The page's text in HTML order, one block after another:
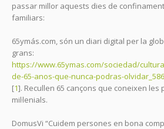
passar millor aquests dies de
familiars:
65ymás.com, són un diari digital per la
grans:
https://www.65ymas.com/sociedad/
de-65-anos-que-nunca-podras-
[1]. Recullen 65 cançons que coneixen les
mil·lenials.
DomusVi “Cuidem persones en bona